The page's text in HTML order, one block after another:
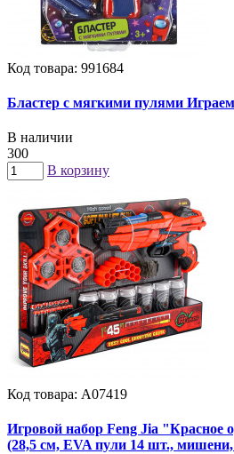
Код товара: 991684
Бластер с мягкими пулями
В наличии
300
В корзину
Код товара: А07419
Игровой набор Feng Jia "Красное
(28,5 см, EVA пули 14 шт.,